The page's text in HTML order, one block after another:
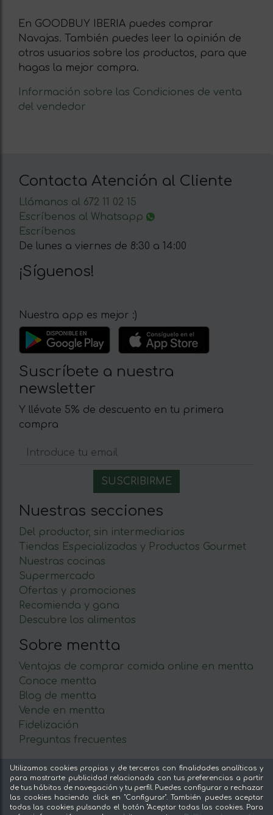
En GOODBUY IBERIA puedes comprar
Navajas. También puedes leer la opinión de
otros usuarios sobre los productos, para que
hagas la mejor compra.
Información sobre las Condiciones de venta
del vendedor
Contacta Atención al Cliente
Llámanos al 672 11 02 15
Escríbenos al Whatsapp
Escríbenos
De lunes a viernes de 8:30 a 14:00
¡Síguenos!
Nuestra app es mejor :)
Suscríbete a nuestra
newsletter
Y llévate 5% de descuento en tu primera
compra
Nuestras secciones
Del productor, sin intermediarios
Tiendas Especializadas y Productos Gourmet
Nuestras cocinas
Supermercado
Ofertas y promociones
Recomienda y gana
Descubre los alimentos
Sobre mentta
Ventajas de comprar comida online en mentta
Conoce mentta
Blog de mentta
Vende en mentta
Fidelización
Preguntas frecuentes
Legal
Aviso legal
Términos y condiciones
Utilizamos cookies propias y de terceros con finalidades analíticas y
para mostrarte publicidad relacionada con tus preferencias a partir
de tus hábitos de navegación y tu perfil. Puedes configurar o rechazar
las cookies haciendo click en "Configurar". También puedes aceptar
todas las cookies pulsando el botón "Aceptar todas las cookies. Para